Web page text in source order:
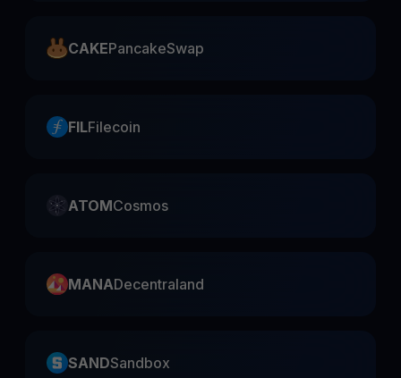
CAKEPancakeSwap
FILFilecoin
ATOMCosmos
MANADecentraland
SANDSandbox